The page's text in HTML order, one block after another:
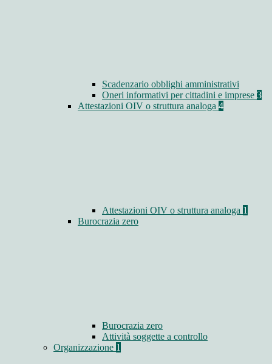
Scadenzario obblighi amministrativi
Oneri informativi per cittadini e imprese 3
Attestazioni OIV o struttura analoga 4
Attestazioni OIV o struttura analoga 1
Burocrazia zero
Burocrazia zero
Attività soggette a controllo
Organizzazione 1